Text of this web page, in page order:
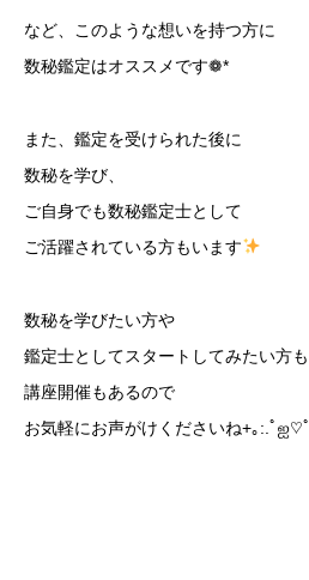
など、このような想いを持つ方に
数秘鑑定はオススメです❁*
また、鑑定を受けられた後に
数秘を学び、
ご自身でも数秘鑑定士として
ご活躍されている方もいます
数秘を学びたい方や
鑑定士としてスタートしてみたい方も
講座開催もあるので
お気軽にお声がけくださいね+｡:.ﾟஐ♡ﾟ